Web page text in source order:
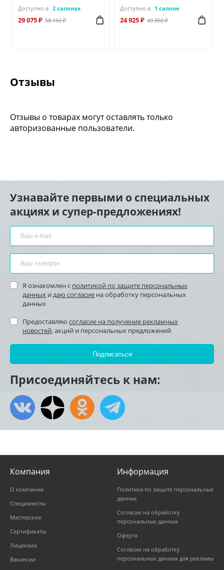
Доступно в 2 салонах
29 075 ₽ 58 150 ₽
Доступно в 1 салоне
24 925 ₽ 49 850 ₽
Отзывы
Отзывы о товарах могут оставлять только
авторизованные пользователи.
Узнавайте первыми о специальных
акциях и супер-предложениях!
Я ознакомлен с политикой по защите персональных
данных и даю согласие на обработку персональных
данных
Предоставляю согласие на получение рекламных
новостей, акций и персональных предложений
Присоединяйтесь к нам:
Компания
О компании
Специалисты
Мастерские
Сертификаты
Лицензии
Вакансии
Информация
Политика по защите персональных
данных
Согласие на обработку
персональных данных
Оферта
Согласие на обработку
персональных данных для рекламы